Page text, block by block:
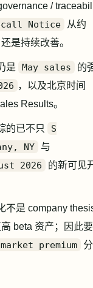
/
Notice
从约
是持续改善。
是 May sales
的
，以及北京时间
Results。
的已不只
S
NY
与
2026
的新可见
不是 company
beta 资产；因此
market premium